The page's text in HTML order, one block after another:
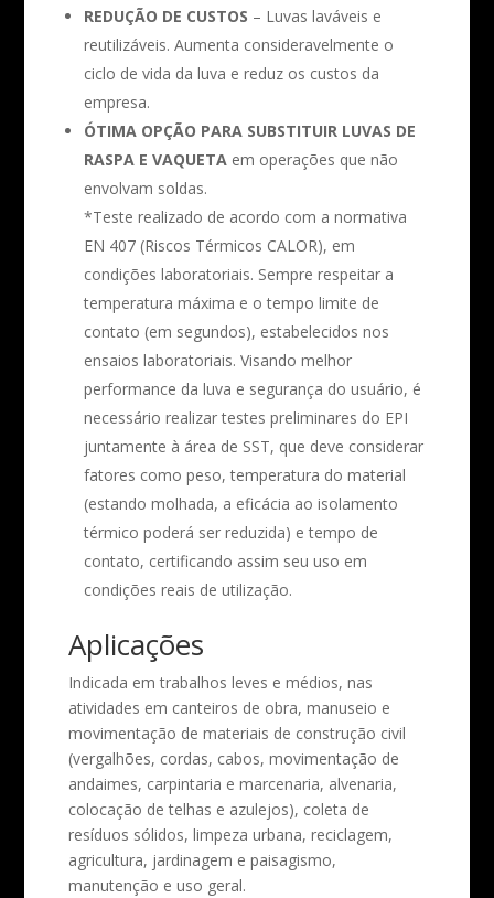
REDUÇÃO DE CUSTOS – Luvas laváveis e
reutilizáveis. Aumenta consideravelmente o
ciclo de vida da luva e reduz os custos da
empresa.
ÓTIMA OPÇÃO PARA SUBSTITUIR LUVAS DE
RASPA E VAQUETA em operações que não
envolvam soldas.
*Teste realizado de acordo com a normativa
EN 407 (Riscos Térmicos CALOR), em
condições laboratoriais. Sempre respeitar a
temperatura máxima e o tempo limite de
contato (em segundos), estabelecidos nos
ensaios laboratoriais. Visando melhor
performance da luva e segurança do usuário, é
necessário realizar testes preliminares do EPI
juntamente à área de SST, que deve considerar
fatores como peso, temperatura do material
(estando molhada, a eficácia ao isolamento
térmico poderá ser reduzida) e tempo de
contato, certificando assim seu uso em
condições reais de utilização.
Aplicações
Indicada em trabalhos leves e médios, nas
atividades em canteiros de obra, manuseio e
movimentação de materiais de construção civil
(vergalhões, cordas, cabos, movimentação de
andaimes, carpintaria e marcenaria, alvenaria,
colocação de telhas e azulejos), coleta de
resíduos sólidos, limpeza urbana, reciclagem,
agricultura, jardinagem e paisagismo,
manutenção e uso geral.